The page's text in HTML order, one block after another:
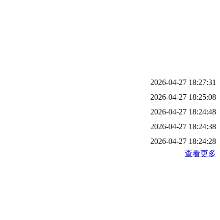
2026-04-27 18:27:31
2026-04-27 18:25:08
2026-04-27 18:24:48
2026-04-27 18:24:38
2026-04-27 18:24:28
查看更多